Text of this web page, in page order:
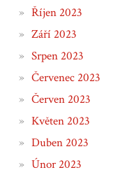
Říjen 2023
Září 2023
Srpen 2023
Červenec 2023
Červen 2023
Květen 2023
Duben 2023
Únor 2023